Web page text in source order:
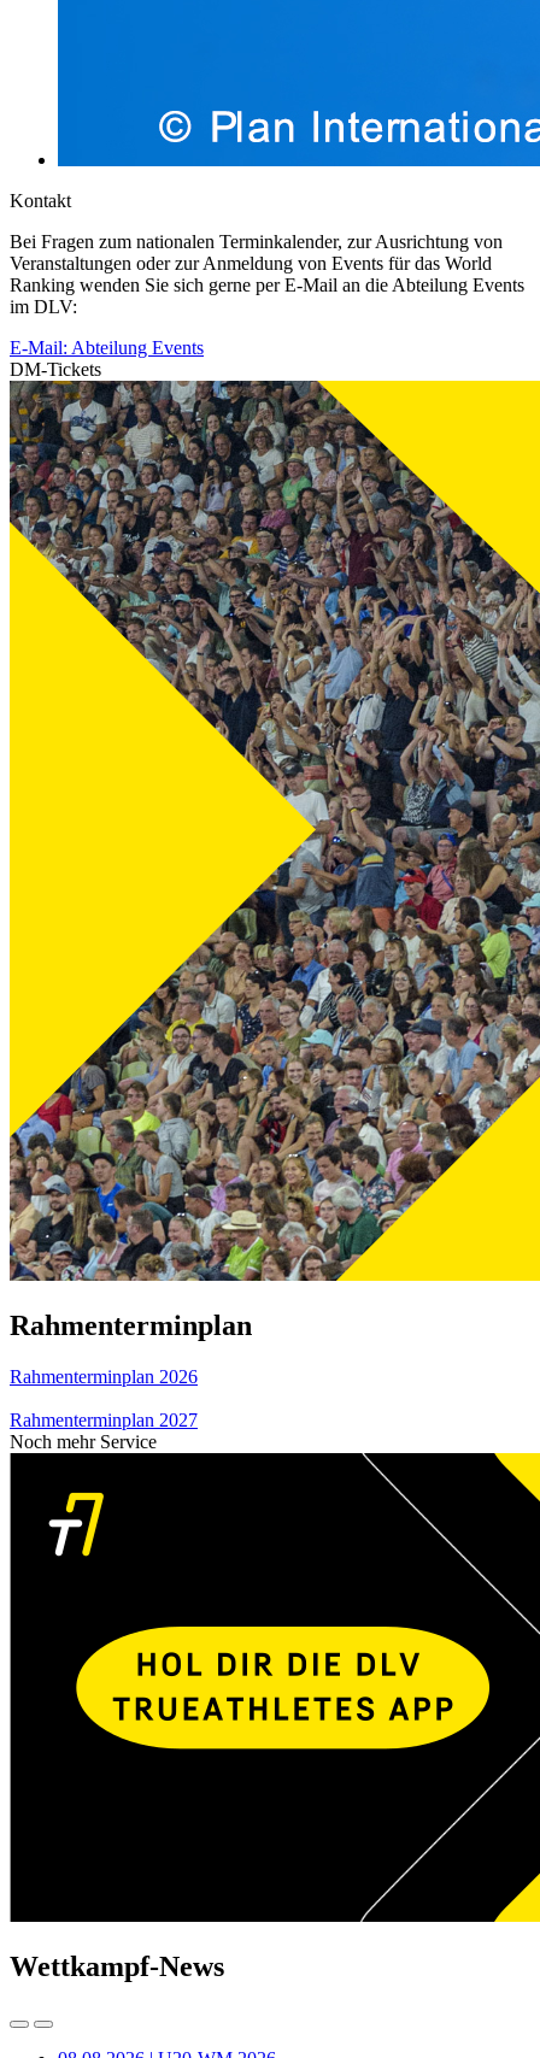
Kontakt
Bei Fragen zum nationalen Terminkalender, zur Ausrichtung von
Veranstaltungen oder zur Anmeldung von Events für das World
Ranking wenden Sie sich gerne per E-Mail an die Abteilung Events
im DLV:
E-Mail: Abteilung Events
DM-Tickets
Rahmenterminplan
Rahmenterminplan 2026
Rahmenterminplan 2027
Noch mehr Service
Wettkampf-News